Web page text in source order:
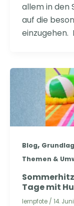
allem in den
auf die
einzugehen.
Blog,
Themen &
Tage mit
lernpfote / 14.